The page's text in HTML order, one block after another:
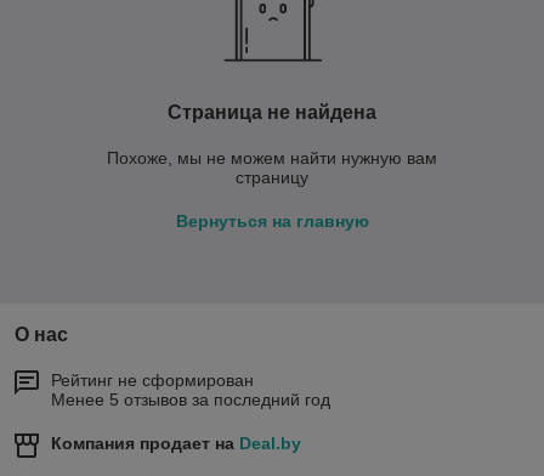
Страница не найдена
Похоже, мы не можем найти нужную вам
страницу
Вернуться на главную
О нас
Рейтинг не сформирован
Менее 5 отзывов за последний год
Компания продает на Deal.by